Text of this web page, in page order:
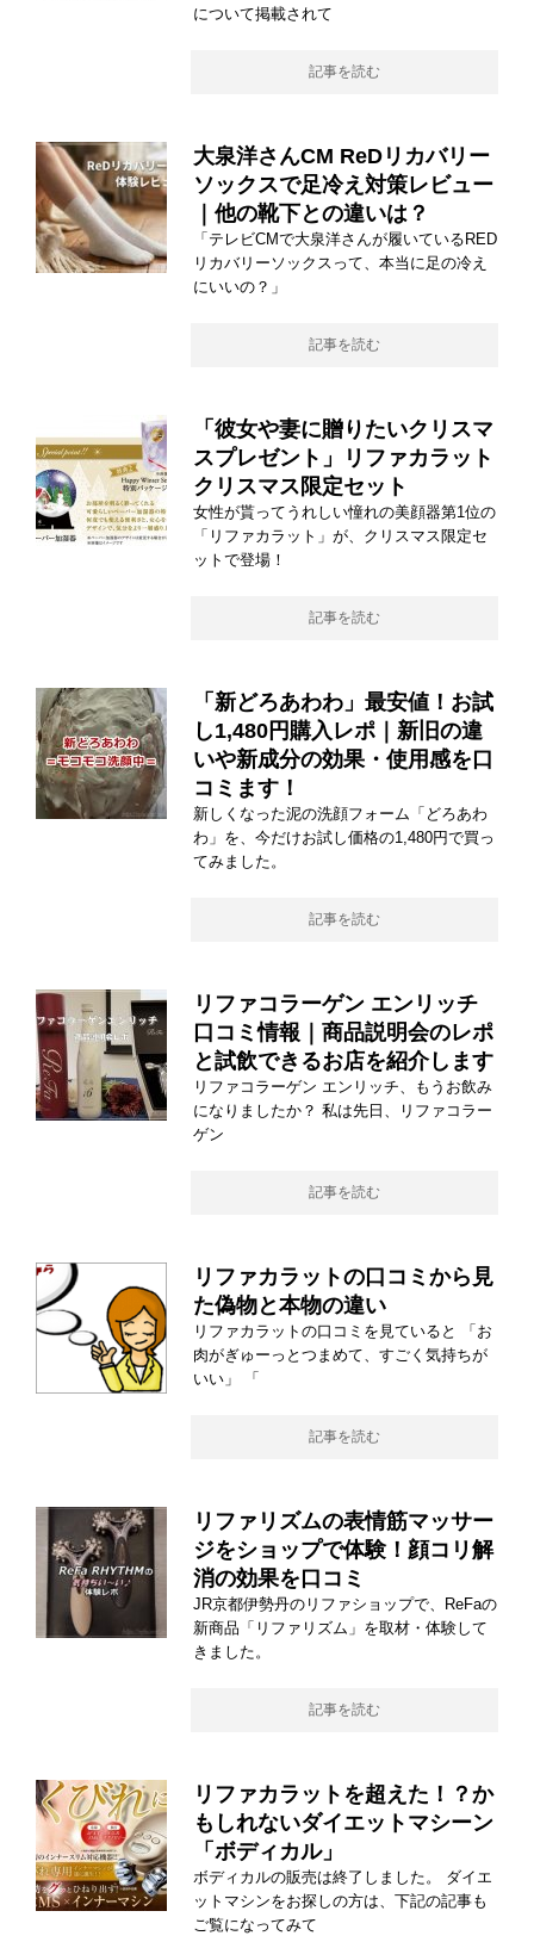
について掲載されて
記事を読む
大泉洋さんCM ReDリカバリー
ソックスで足冷え対策レビュー
｜他の靴下との違いは？
「テレビCMで大泉洋さんが履いているRED
リカバリーソックスって、本当に足の冷え
にいいの？」
記事を読む
「彼女や妻に贈りたいクリスマ
スプレゼント」リファカラット
クリスマス限定セット
女性が貰ってうれしい憧れの美顔器第1位の
「リファカラット」が、クリスマス限定セ
ットで登場！
記事を読む
「新どろあわわ」最安値！お試
し1,480円購入レポ｜新旧の違
いや新成分の効果・使用感を口
コミます！
新しくなった泥の洗顔フォーム「どろあわ
わ」を、今だけお試し価格の1,480円で買っ
てみました。
記事を読む
リファコラーゲン エンリッチ
口コミ情報｜商品説明会のレポ
と試飲できるお店を紹介します
リファコラーゲン エンリッチ、もうお飲み
になりましたか？ 私は先日、リファコラー
ゲン
記事を読む
リファカラットの口コミから見
た偽物と本物の違い
リファカラットの口コミを見ていると 「お
肉がぎゅーっとつまめて、すごく気持ちが
いい」 「
記事を読む
リファリズムの表情筋マッサー
ジをショップで体験！顔コリ解
消の効果を口コミ
JR京都伊勢丹のリファショップで、ReFaの
新商品「リファリズム」を取材・体験して
きました。
記事を読む
リファカラットを超えた！？か
もしれないダイエットマシーン
「ボディカル」
ボディカルの販売は終了しました。 ダイエ
ットマシンをお探しの方は、下記の記事も
ご覧になってみて